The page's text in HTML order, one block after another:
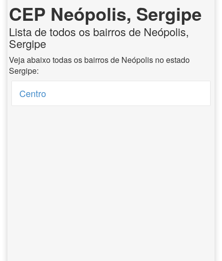
CEP Neópolis, Sergipe
Lista de todos os bairros de Neópolis,
Sergipe
Veja abaixo todas os bairros de Neópolis no estado
Sergipe:
Centro